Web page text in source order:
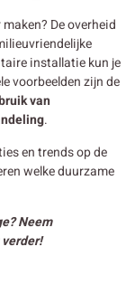
De overheid
installatie kun je
voorbeelden zijn de
van
.
en trends op de
welke duurzame
Neem